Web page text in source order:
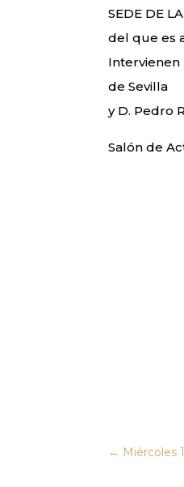
SEDE DE
del que es
Intervienen
de Sevilla
y D. Pedro
Salón de
← Miércoles